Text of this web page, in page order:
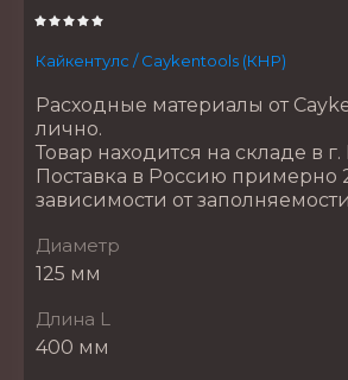
Кайкентулс / Caykentools (КНР)
Расходные материалы от
лично.
Товар находится на складе в
Поставка в Россию примерно
зависимости от
Диаметр
125 мм
Длина L
400 мм